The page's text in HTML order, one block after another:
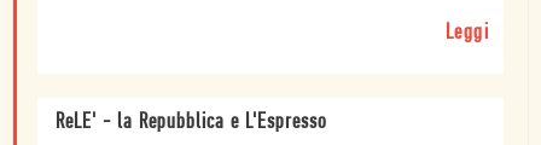
Leggi
ReLE' - la Repubblica e L'Espresso